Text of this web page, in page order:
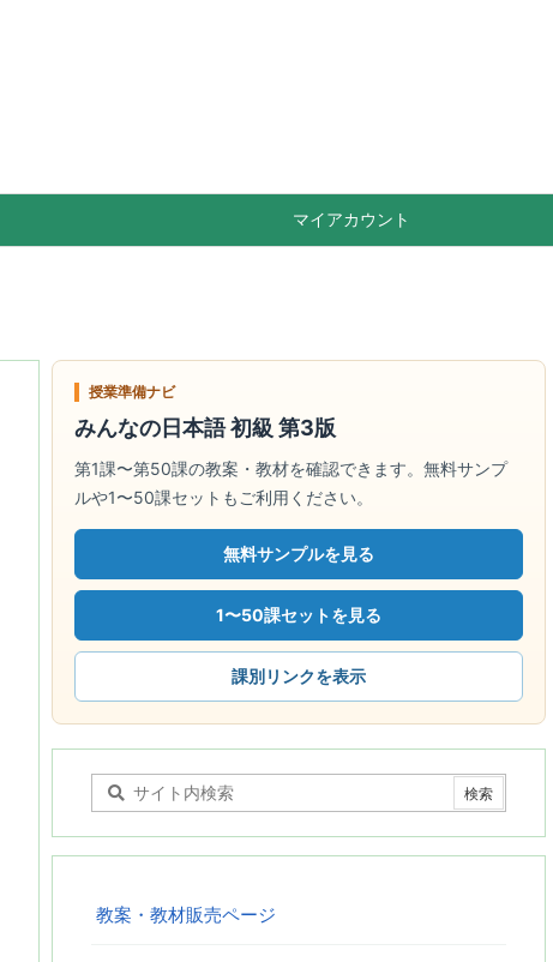
マイアカウント
授業準備ナビ
みんなの日本語 初級 第3版
第1課〜第50課の教案・教材を確認できます。無料サンプ
ルや1〜50課セットもご利用ください。
無料サンプルを見る
1〜50課セットを見る
課別リンクを表示
教案・教材販売ページ